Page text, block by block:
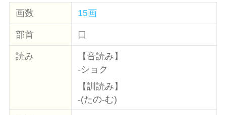
画数 15画
部首 口
読み
【音読み】
-ショク
【訓読み】
-(たの-む)